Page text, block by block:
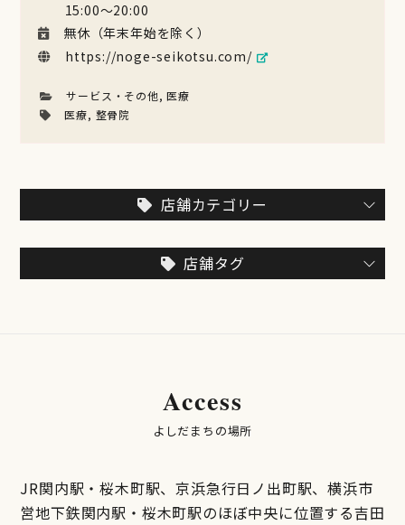
15:00〜20:00
無休（年末年始を除く）
https://noge-seikotsu.com/
サービス・その他,医療
医療, 整骨院
店舗カテゴリー
店舗タグ
Access
よしだまちの場所
JR関内駅・桜木町駅、京浜急行日ノ出町駅、横浜市
営地下鉄関内駅・桜木町駅のほぼ中央に位置する吉田